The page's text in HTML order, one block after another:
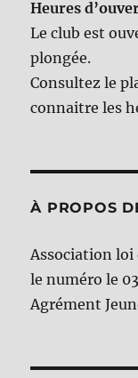
Heures
Le club est
plongée.
Consultez le
connaitre les
À PROPOS
Association loi
le numéro le
Agrément